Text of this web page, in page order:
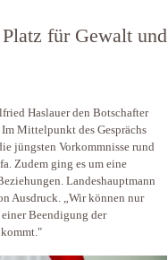
für Gewalt und
Haslauer den Botschafter
Mittelpunkt des Gesprächs
jüngsten Vorkommnisse rund
Zudem ging es um eine
Landeshauptmann
Ausdruck. „Wir können nur
Beendigung der